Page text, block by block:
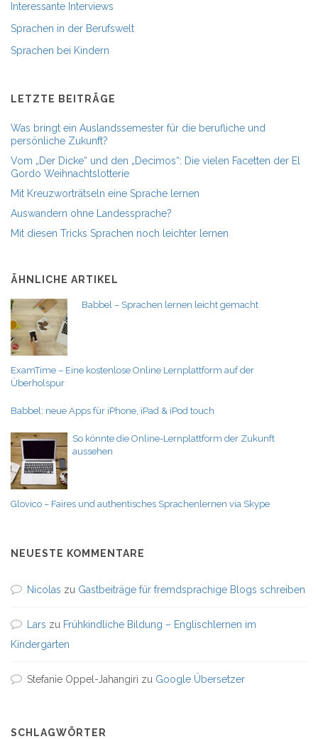
Interessante Interviews
Sprachen in der Berufswelt
Sprachen bei Kindern
LETZTE BEITRÄGE
Was bringt ein Auslandssemester für die berufliche und
persönliche Zukunft?
Vom „Der Dicke“ und den „Decimos“: Die vielen Facetten der El
Gordo Weihnachtslotterie
Mit Kreuzworträtseln eine Sprache lernen
Auswandern ohne Landessprache?
Mit diesen Tricks Sprachen noch leichter lernen
ÄHNLICHE ARTIKEL
Babbel – Sprachen lernen leicht gemacht
ExamTime – Eine kostenlose Online Lernplattform auf der
Überholspur
Babbel: neue Apps für iPhone, iPad & iPod touch
So könnte die Online-Lernplattform der Zukunft
aussehen
Glovico – Faires und authentisches Sprachenlernen via Skype
NEUESTE KOMMENTARE
Nicolas zu Gastbeiträge für fremdsprachige Blogs schreiben
Lars zu Frühkindliche Bildung – Englischlernen im
Kindergarten
Stefanie Oppel-Jahangiri zu Google Übersetzer
SCHLAGWÖRTER